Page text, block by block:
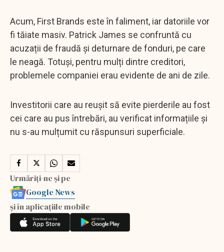
Acum, First Brands este în faliment, iar datoriile vor
fi tăiate masiv. Patrick James se confruntă cu
acuzații de fraudă și deturnare de fonduri, pe care
le neagă. Totuși, pentru mulți dintre creditori,
problemele companiei erau evidente de ani de zile.
Investitorii care au reușit să evite pierderile au fost
cei care au pus întrebări, au verificat informațiile și
nu s-au mulțumit cu răspunsuri superficiale.
Urmăriți-ne și pe
Google News
și în aplicațiile mobile